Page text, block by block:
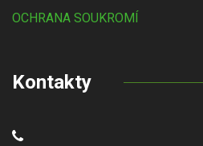
OCHRANA SOUKROMÍ
Kontakty